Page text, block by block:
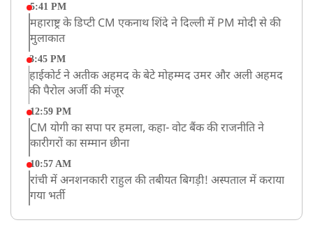
5:41 PM
महाराष्ट्र के डिप्टी CM एकनाथ शिंदे ने दिल्ली में PM मोदी से की
मुलाकात
3:45 PM
हाईकोर्ट ने अतीक अहमद के बेटे मोहम्मद उमर और अली अहमद
की पैरोल अर्जी की मंजूर
12:59 PM
CM योगी का सपा पर हमला, कहा- वोट बैंक की राजनीति ने
कारीगरों का सम्मान छीना
10:57 AM
रांची में अनशनकारी राहुल की तबीयत बिगड़ी! अस्पताल में कराया
गया भर्ती